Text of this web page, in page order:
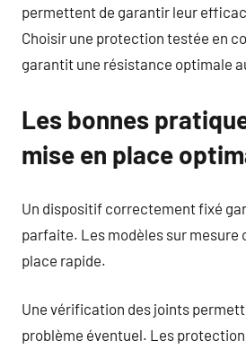
permettent de garantir leur
Choisir une protection testée en
garantit une résistance optimale
Les bonnes
mise en place
Un dispositif correctement fixé
parfaite. Les modèles sur mesure
place rapide.
Une vérification des joints
problème éventuel. Les